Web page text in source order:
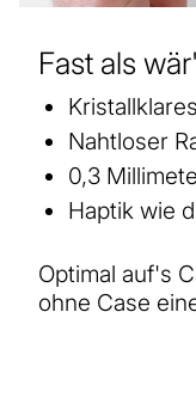
Fast als
Nahtloser
0,3
Haptik wie
Optimal auf's
ohne Case